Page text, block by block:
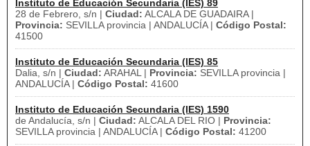
Instituto de Educación Secundaria (IES) 89
28 de Febrero, s/n | Ciudad: ALCALA DE GUADAIRA |
Provincia: SEVILLA provincia | ANDALUCÍA | Código Postal:
41500
Instituto de Educación Secundaria (IES) 85
Dalia, s/n | Ciudad: ARAHAL | Provincia: SEVILLA provincia |
ANDALUCÍA | Código Postal: 41600
Instituto de Educación Secundaria (IES) 1590
de Andalucía, s/n | Ciudad: ALCALA DEL RIO | Provincia:
SEVILLA provincia | ANDALUCÍA | Código Postal: 41200